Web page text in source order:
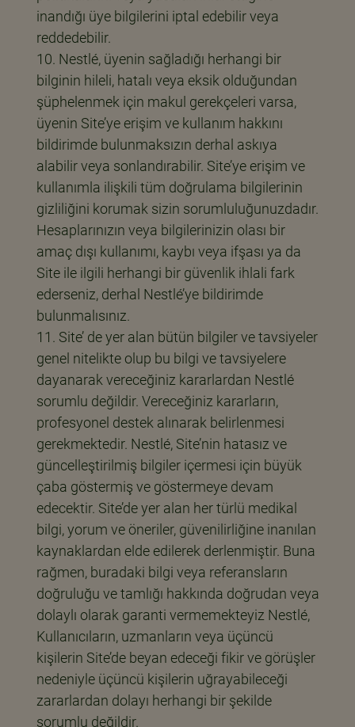
inandığı üye bilgilerini iptal edebilir veya
reddedebilir.
Nestlé, üyenin sağladığı herhangi bir
bilginin hileli, hatalı veya eksik olduğundan
şüphelenmek için makul gerekçeleri varsa,
üyenin Site’ye erişim ve kullanım hakkını
bildirimde bulunmaksızın derhal askıya
alabilir veya sonlandırabilir. Site’ye erişim ve
kullanımla ilişkili tüm doğrulama bilgilerinin
gizliliğini korumak sizin sorumluluğunuzdadır.
Hesaplarınızın veya bilgilerinizin olası bir
amaç dışı kullanımı, kaybı veya ifşası ya da
Site ile ilgili herhangi bir güvenlik ihlali fark
ederseniz, derhal Nestlé’ye bildirimde
bulunmalısınız.
Site’ de yer alan bütün bilgiler ve tavsiyeler
genel nitelikte olup bu bilgi ve tavsiyelere
dayanarak vereceğiniz kararlardan Nestlé
sorumlu değildir. Vereceğiniz kararların,
profesyonel destek alınarak belirlenmesi
gerekmektedir. Nestlé, Site’nin hatasız ve
güncelleştirilmiş bilgiler içermesi için büyük
çaba göstermiş ve göstermeye devam
edecektir. Site’de yer alan her türlü medikal
bilgi, yorum ve öneriler, güvenilirliğine inanılan
kaynaklardan elde edilerek derlenmiştir. Buna
rağmen, buradaki bilgi veya referansların
doğruluğu ve tamlığı hakkında doğrudan veya
dolaylı olarak garanti vermemekteyiz Nestlé,
Kullanıcıların, uzmanların veya üçüncü
kişilerin Site’de beyan edeceği fikir ve görüşler
nedeniyle üçüncü kişilerin uğrayabileceği
zararlardan dolayı herhangi bir şekilde
sorumlu değildir.